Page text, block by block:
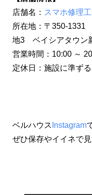
店舗名： スマホ修理
所在地：〒350-1331
地3 ベイシアタウン
営業時間：10:00 ～
定休日：施設に準ずる
ベルハウス Instagram
ぜひ保存やイイネで